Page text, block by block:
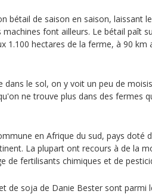
bétail de saison en saison, laissant
font ailleurs. Le bétail paît
1.100 hectares de la ferme, à 90 km
dans le sol, on y voit un peu de
ne trouve plus dans des fermes
en Afrique du sud, pays doté
La plupart ont recours à de la
de fertilisants chimiques et de
de soja de Danie Bester sont parmi